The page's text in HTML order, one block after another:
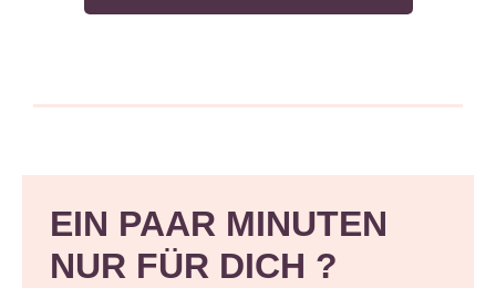
EIN PAAR MINUTEN
NUR FÜR DICH ?